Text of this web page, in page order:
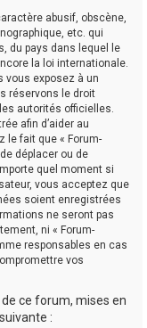
abusif, obscène,
etc. qui
du pays dans lequel le
la loi internationale.
vous exposez à un
réservons le droit
autorités officielles.
afin d’aider au
le fait que « Forum-
déplacer ou de
quel moment si
vous acceptez que
soient enregistrées
ne seront pas
ni « Forum-
responsables en cas
vos
ce forum, mises en
: